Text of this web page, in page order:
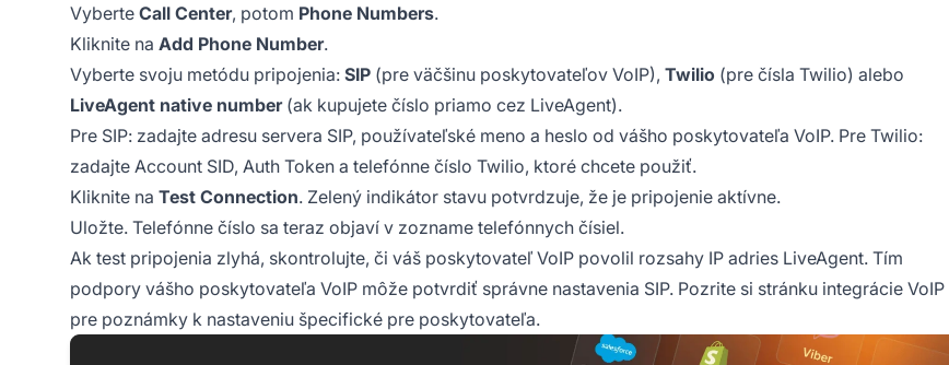
Vyberte Call Center, potom Phone Numbers.
Kliknite na Add Phone Number.
Vyberte svoju metódu pripojenia: SIP (pre väčšinu poskytovateľov VoIP), Twilio (pre čísla Twilio) alebo
LiveAgent native number(ak kupujete číslo priamo cez LiveAgent).
Pre SIP: zadajte adresu servera SIP, používateľské meno a heslo od vášho poskytovateľa VoIP. Pre Twilio:
zadajte Account SID, Auth Token a telefónne číslo Twilio, ktoré chcete použiť.
Kliknite na Test Connection. Zelený indikátor stavu potvrdzuje, že je pripojenie aktívne.
Uložte. Telefónne číslo sa teraz objaví v zozname telefónnych čísiel.
Ak test pripojenia zlyhá, skontrolujte, či váš poskytovateľ VoIP povolil rozsahy IP adries LiveAgent. Tím
podpory vášho poskytovateľa VoIP môže potvrdiť správne nastavenia SIP. Pozrite si stránku integrácie VoIP
pre poznámky k nastaveniu špecifické pre poskytovateľa.